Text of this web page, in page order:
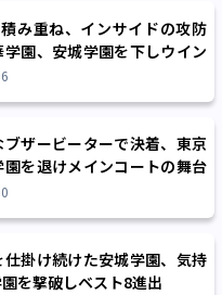
積み重ね、インサイドの攻防
園、安城学園を下しウイン
進出
ザービーターで決着、東京
を退けメインコートの舞台
掛け続けた安城学園、気持
を撃破しベスト8進出